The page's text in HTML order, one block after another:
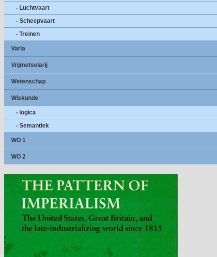
- Luchtvaart
- Scheepvaart
- Treinen
Varia
Vrijmetselarij
Wetenschap
Wiskunde
- logica
- Semantiek
WO 1
WO 2